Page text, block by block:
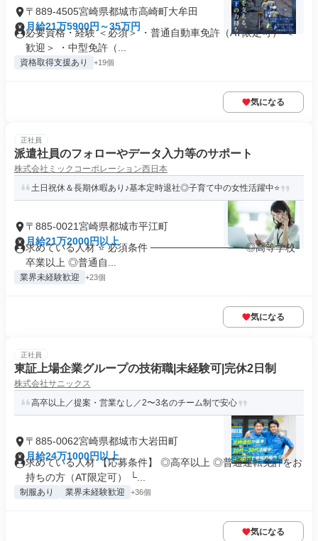
〒889-4505宮崎県都城市高崎町大牟田
月給21万5900円～35万円
必要資格・経験 ＜必須＞ ・普通自動車免許（AT限定可） ＜
歓迎＞ ・中型免許（...
資格取得支援あり +19個
気になる
正社員
派遣社員のフォローやデータ⼊⼒等のサポート
株式会社ミックコーポレーション西日本
土日祝休＆長期休暇あり♪基本定時退社◎子育て中の女性活躍中⭐
〒885-0021宮崎県都城市平江町
月給21万2000円以上
求めている人材 ⭐ 必須条件 ───────────── ◎高等学校
卒業以上 ◎普通自...
業界未経験歓迎 +23個
気になる
正社員
東証上場企業グループの技術職|未経験可|完休2日制
株式会社サニックス
高卒以上／提案・営業なし／2〜3名のチーム制で安心
〒885-0062宮崎県都城市大岩田町
月給24万1000円以上
求めている人材 【応募条件】 ◎高卒以上 ◎普通運転免許をお
持ちの方（AT限定可） └...
制服あり 業界未経験歓迎 +36個
気になる